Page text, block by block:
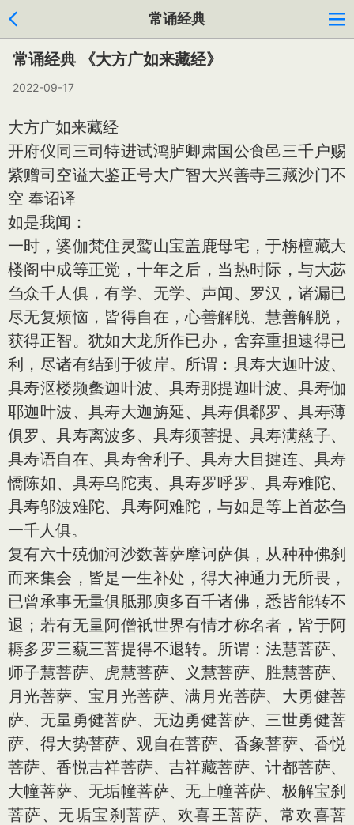
常诵经典
常诵经典 《大方广如来藏经》
2022-09-17
大方广如来藏经
开府仪同三司特进试鸿胪卿肃国公食邑三千户赐
紫赠司空谥大鉴正号大广智大兴善寺三藏沙门不
空 奉诏译
如是我闻：
一时，婆伽梵住灵鹫山宝盖鹿母宅，于栴檀藏大
楼阁中成等正觉，十年之后，当热时际，与大苾
刍众千人俱，有学、无学、声闻、罗汉，诸漏已
尽无复烦恼，皆得自在，心善解脱、慧善解脱，
获得正智。犹如大龙所作已办，舍弃重担逮得已
利，尽诸有结到于彼岸。所谓：具寿大迦叶波、
具寿沤楼频䗍迦叶波、具寿那提迦叶波、具寿伽
耶迦叶波、具寿大迦旃延、具寿俱郗罗、具寿薄
俱罗、具寿离波多、具寿须菩提、具寿满慈子、
具寿语自在、具寿舍利子、具寿大目揵连、具寿
憍陈如、具寿乌陀夷、具寿罗呼罗、具寿难陀、
具寿邬波难陀、具寿阿难陀，与如是等上首苾刍
一千人俱。
复有六十殑伽河沙数菩萨摩诃萨俱，从种种佛刹
而来集会，皆是一生补处，得大神通力无所畏，
已曾承事无量俱胝那庾多百千诸佛，悉皆能转不
退；若有无量阿僧祇世界有情才称名者，皆于阿
耨多罗三藐三菩提得不退转。所谓：法慧菩萨、
师子慧菩萨、虎慧菩萨、义慧菩萨、胜慧菩萨、
月光菩萨、宝月光菩萨、满月光菩萨、大勇健菩
萨、无量勇健菩萨、无边勇健菩萨、三世勇健菩
萨、得大势菩萨、观自在菩萨、香象菩萨、香悦
菩萨、香悦吉祥菩萨、吉祥藏菩萨、计都菩萨、
大幢菩萨、无垢幢菩萨、无上幢菩萨、极解宝刹
菩萨、无垢宝刹菩萨、欢喜王菩萨、常欢喜菩